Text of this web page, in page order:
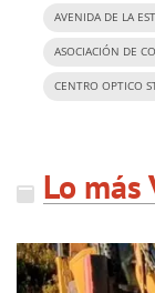
AVENIDA DE LA
ASOCIACIÓN DE
CENTRO OPTICO
Lo más